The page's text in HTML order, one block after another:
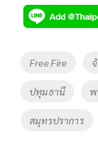
e
b
o
k
tt
er
Tags
Free Fire
ปทุมธานี พ
สมุทรปราการ